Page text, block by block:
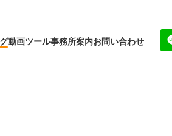
動画ツール事務所案内お問い合わせ